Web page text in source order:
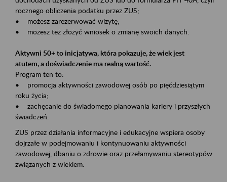
rocznego obliczenia podatku przez ZUS;
• możesz zarezerwować wizytę;
• możesz też złożyć wniosek o zmianę swoich danych.
Aktywni 50+ to inicjatywa, która pokazuje, że wiek jest
atutem, a doświadczenie ma realną wartość.
Program ten to:
• promocja aktywności zawodowej osób po pięćdziesiątym
roku życia;
• zachęcanie do świadomego planowania kariery i przyszłych
świadczeń.
ZUS przez działania informacyjne i edukacyjne wspiera osoby
dojrzałe w podejmowaniu i kontynuowaniu aktywności
zawodowej, dbaniu o zdrowie oraz przełamywaniu stereotypów
związanych z wiekiem.